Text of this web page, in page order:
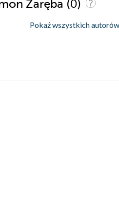
Zaręba (0)
Pokaż wszystkich